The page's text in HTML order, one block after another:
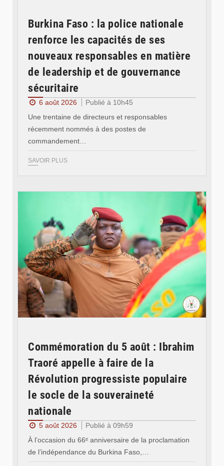
Burkina Faso : la police nationale
renforce les capacités de ses
nouveaux responsables en matière
de leadership et de gouvernance
sécuritaire
6 août 2026
Publié à 10h45
Une trentaine de directeurs et responsables
récemment nommés à des postes de
commandement…
SAVOIR PLUS
Commémoration du 5 août : Ibrahim
Traoré appelle à faire de la
Révolution progressiste populaire
le socle de la souveraineté
nationale
5 août 2026
Publié à 09h59
À l’occasion du 66ᵉ anniversaire de la proclamation
de l’indépendance du Burkina Faso,…